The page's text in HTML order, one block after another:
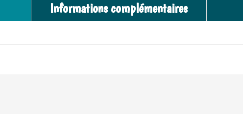
Informations complémentaires